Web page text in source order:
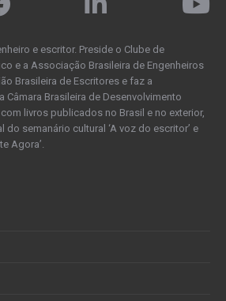
e escritor. Preside o Clube de
e a Associação Brasileira de Engenheiros
Brasileira de Escritores e faz a
Câmara Brasileira de Desenvolvimento
livros publicados no Brasil e no exterior,
do semanário cultural ‘A voz do escritor’ e
Agora’.